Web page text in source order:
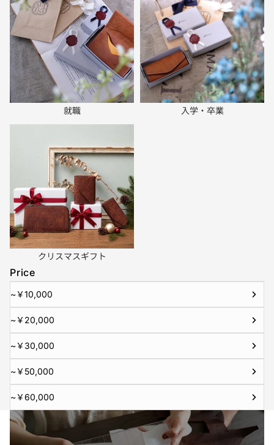
就職 入学・卒業
クリスマスギフト
Price
~￥10,000
~￥20,000
~￥30,000
~￥50,000
~￥60,000